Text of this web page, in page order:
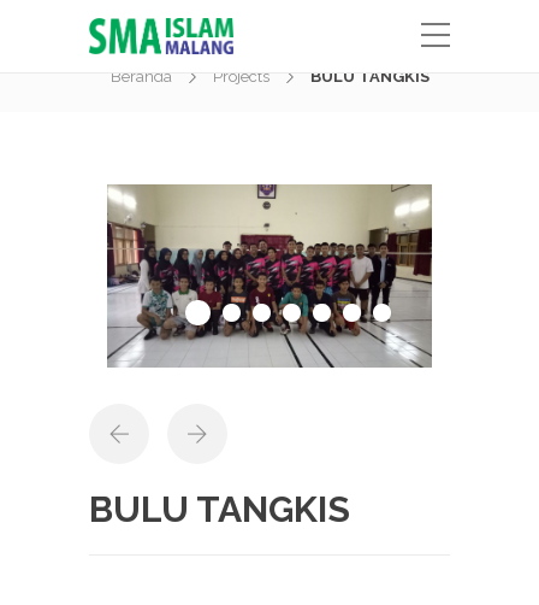
Kegiatan
Beranda Projects BULU TANGKIS
BULU TANGKIS